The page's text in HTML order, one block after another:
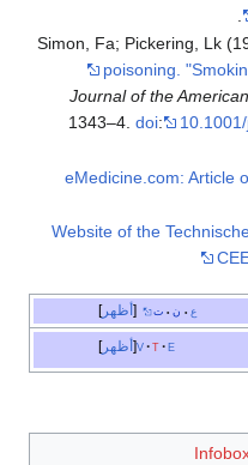
Simon, Fa; Pickering, Lk
poisoning.
Journal of the
1343–4. doi:
eMedicine.com: Article
Website of the
أظهر ع • ن • ت
أظهر v t e